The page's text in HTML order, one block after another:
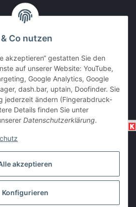
akzeptieren
Konfigurieren
Co nutzen
akzeptieren“ gestatten Sie den
auf unserer Website: YouTube,
Google Analytics, Google
dash.bar, uptain, Doofinder. Sie
jederzeit ändern (Fingerabdruck-
Details finden Sie unter
Datenschutzerklärung.
bei Abholung
widerrufen
USt., zzgl.Versand